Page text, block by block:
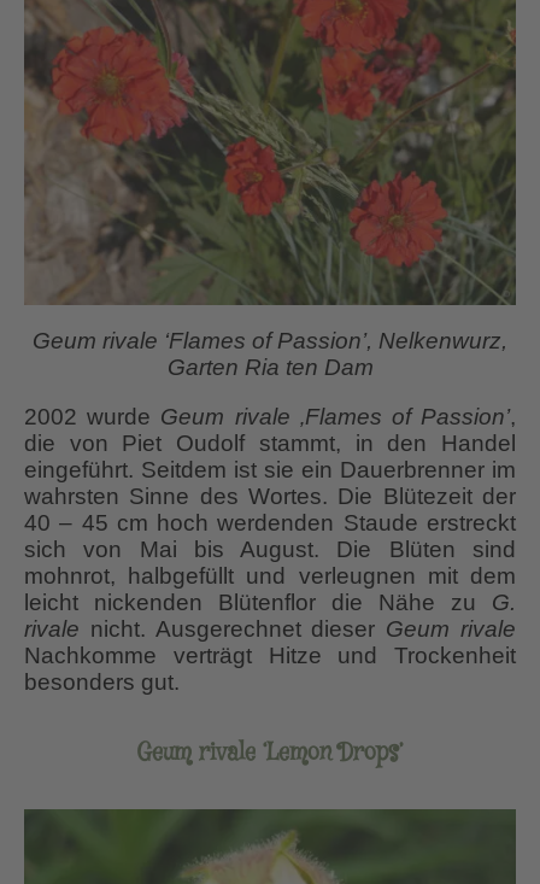
Geum rivale ‘Flames of Passion’, Nelkenwurz,
Garten Ria ten Dam
2002 wurde Geum rivale ‚Flames of Passion’,
die von Piet Oudolf stammt, in den Handel
eingeführt. Seitdem ist sie ein Dauerbrenner im
wahrsten Sinne des Wortes. Die Blütezeit der
40 – 45 cm hoch werdenden Staude erstreckt
sich von Mai bis August. Die Blüten sind
mohnrot, halbgefüllt und verleugnen mit dem
leicht nickenden Blütenflor die Nähe zu G.
rivale nicht. Ausgerechnet dieser Geum rivale
Nachkomme verträgt Hitze und Trockenheit
besonders gut.
Geum rivale ‘Lemon Drops’